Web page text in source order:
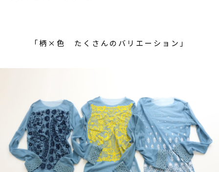
「柄×色 たくさんのバリエーション」